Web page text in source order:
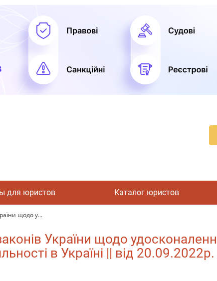
для юристов Каталог юристов
щодо у...
України щодо
в Україні || від